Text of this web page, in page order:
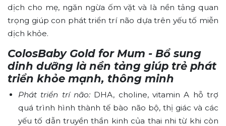
dịch cho mẹ, ngăn ngừa ốm vặt và là nền tảng quan
trọng giúp con phát triển trí não dựa trên yếu tố miễn
dịch khỏe.
ColosBaby Gold for Mum - Bổ sung
dinh dưỡng là nền tảng giúp trẻ phát
triển khỏe mạnh, thông minh
Phát triển trí não: DHA, choline, vitamin A hỗ trợ
quá trình hình thành tế bào não bộ, thị giác và các
yếu tố dẫn truyền thần kinh của thai nhi từ khi còn